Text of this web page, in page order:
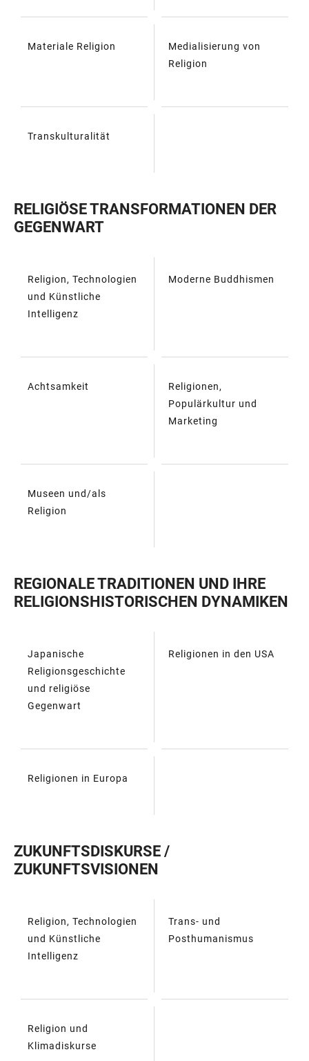
Materiale Religion
Medialisierung von
Religion
Transkulturalität
RELIGIÖSE TRANSFORMATIONEN DER
GEGENWART
TABELLE
Religion, Technologien
und Künstliche
Intelligenz
Moderne Buddhismen
Achtsamkeit
Religionen,
Populärkultur und
Marketing
Museen und/als
Religion
REGIONALE TRADITIONEN UND IHRE
RELIGIONSHISTORISCHEN DYNAMIKEN
TABELLE
Japanische
Religionsgeschichte
und religiöse
Gegenwart
Religionen in den USA
Religionen in Europa
ZUKUNFTSDISKURSE /
ZUKUNFTSVISIONEN
TABELLE
Religion, Technologien
und Künstliche
Intelligenz
Trans- und
Posthumanismus
Religion und
Klimadiskurse